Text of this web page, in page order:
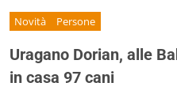
Novità Persone
Uragano Dorian, alle
in casa 97 cani